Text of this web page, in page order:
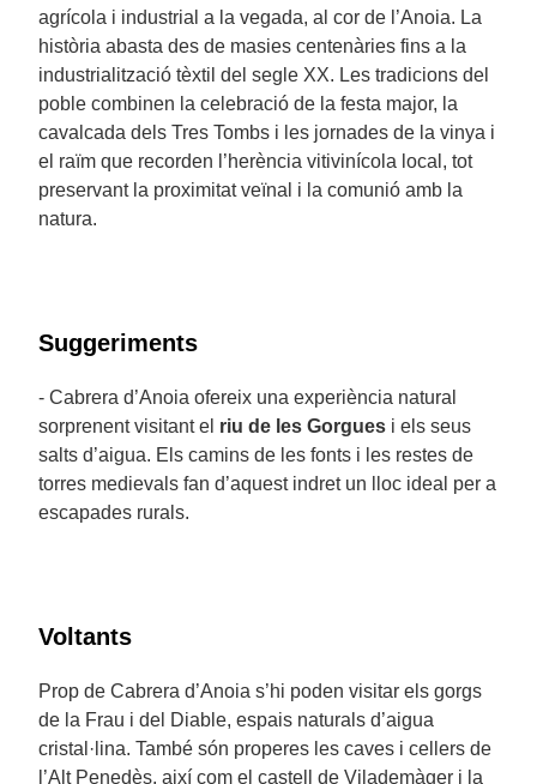
agrícola i industrial a la vegada, al cor de l’Anoia. La
història abasta des de masies centenàries fins a la
industrialització tèxtil del segle XX. Les tradicions del
poble combinen la celebració de la festa major, la
cavalcada dels Tres Tombs i les jornades de la vinya i
el raïm que recorden l’herència vitivinícola local, tot
preservant la proximitat veïnal i la comunió amb la
natura.
Suggeriments
- Cabrera d’Anoia ofereix una experiència natural
sorprenent visitant el riu de les Gorgues i els seus
salts d’aigua. Els camins de les fonts i les restes de
torres medievals fan d’aquest indret un lloc ideal per a
escapades rurals.
Voltants
Prop de Cabrera d’Anoia s’hi poden visitar els gorgs
de la Frau i del Diable, espais naturals d’aigua
cristal·lina. També són properes les caves i cellers de
l’Alt Penedès, així com el castell de Vilademàger i la